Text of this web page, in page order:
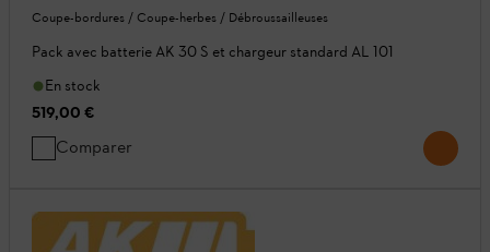
Coupe-bordures / Coupe-herbes / Débroussailleuses
Pack avec batterie AK 30 S et chargeur standard AL 101
En stock
519,00 €
Comparer